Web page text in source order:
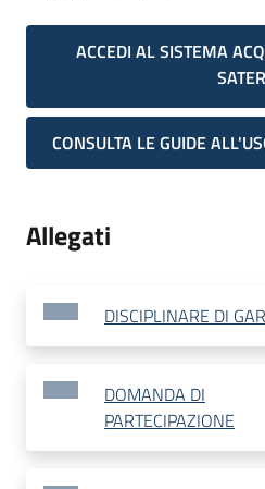
ACCEDI AL SISTEMA
SATER
CONSULTA LE GUIDE
Allegati
DISCIPLINARE DI
DOMANDA DI
PARTECIPAZIONE